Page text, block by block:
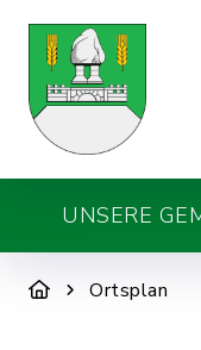
UNSERE
Ortsplan